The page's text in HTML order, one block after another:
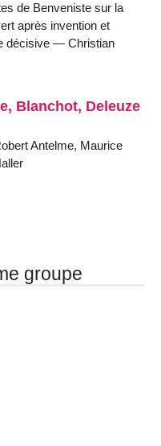
de Benveniste sur la
après invention et
décisive — Christian
Blanchot, Deleuze
Antelme, Maurice
groupe